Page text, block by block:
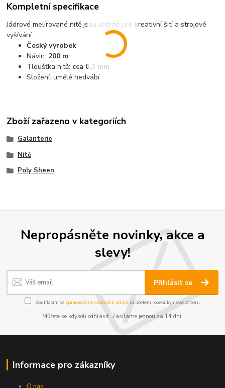
Kompletní specifikace
Jádrové melírované nitě jsou určené pro kreativní šití a strojové
vyšívání.
Český výrobek
Návin: 200 m
Tloušťka nitě: cca 0,3 mm
Složení: umělé hedvábí
Zboží zařazeno v kategoriích
Galanterie
Nitě
Poly Sheen
Nepropásněte novinky, akce a
slevy!
Přihlásit se
Souhlasím se zpracováním osobních údajůza účelem rozesílky newsletteru.
Můžete se kdykoli odhlásit. Zasíláme jednou za 14 dní.
Informace pro zákazníky